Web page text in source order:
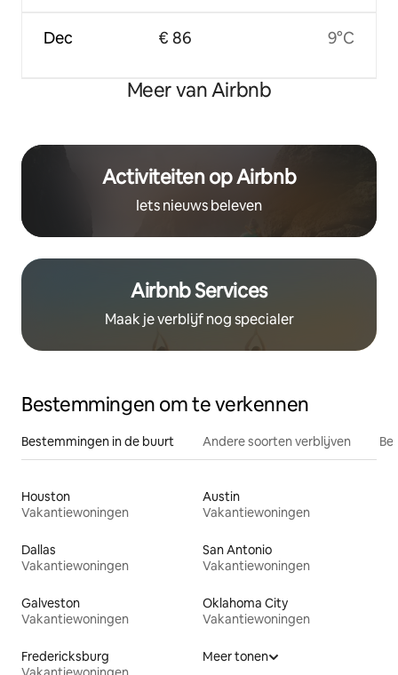
Dec € 86 9°C
Meer van Airbnb
Activiteiten op Airbnb
Iets nieuws beleven
Airbnb Services
Maak je verblijf nog specialer
Bestemmingen om te verkennen
Bestemmingen in de buurt Andere soorten verblijven
Houston
Vakantiewoningen
Austin
Vakantiewoningen
Dallas
Vakantiewoningen
San Antonio
Vakantiewoningen
Galveston
Vakantiewoningen
Oklahoma City
Vakantiewoningen
Fredericksburg
Meer tonen